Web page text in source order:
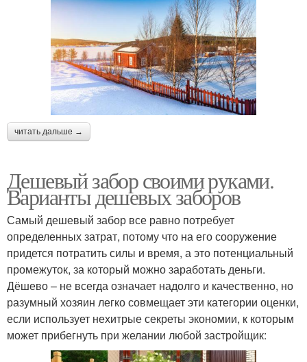
читать дальше →
Дешевый забор своими руками.
Варианты дешевых заборов
Самый дешевый забор все равно потребует
определенных затрат, потому что на его сооружение
придется потратить силы и время, а это потенциальный
промежуток, за который можно заработать деньги.
Дёшево – не всегда означает надолго и качественно, но
разумный хозяин легко совмещает эти категории оценки,
если использует нехитрые секреты экономии, к которым
может прибегнуть при желании любой застройщик: